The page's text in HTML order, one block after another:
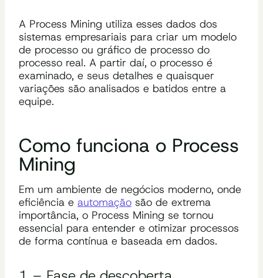
A Process Mining utiliza esses dados dos
sistemas empresariais para criar um modelo
de processo ou gráfico de processo do
processo real. A partir daí, o processo é
examinado, e seus detalhes e quaisquer
variações são analisados e batidos entre a
equipe.
Como funciona o Process
Mining
Em um ambiente de negócios moderno, onde
eficiência e automação são de extrema
importância, o Process Mining se tornou
essencial para entender e otimizar processos
de forma contínua e baseada em dados.